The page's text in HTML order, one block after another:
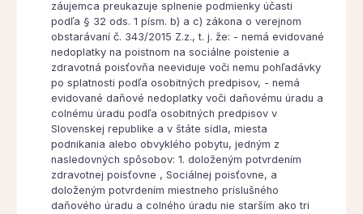
záujemca preukazuje splnenie podmienky účasti
podľa § 32 ods. 1 písm. b) a c) zákona o verejnom
obstarávaní č. 343/2015 Z.z., t. j. že: - nemá evidované
nedoplatky na poistnom na sociálne poistenie a
zdravotná poisťovňa neeviduje voči nemu pohľadávky
po splatnosti podľa osobitných predpisov, - nemá
evidované daňové nedoplatky voči daňovému úradu a
colnému úradu podľa osobitných predpisov v
Slovenskej republike a v štáte sídla, miesta
podnikania alebo obvyklého pobytu, jedným z
nasledovných spôsobov: 1. doloženým potvrdením
zdravotnej poisťovne , Sociálnej poisťovne, a
doloženým potvrdením miestneho príslušného
daňového úradu a colného úradu nie starším ako tri